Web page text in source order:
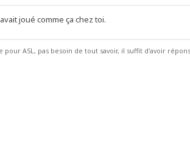
joué comme ça chez toi.
pour ASL, pas besoin de tout savoir, il suffit d'avoir